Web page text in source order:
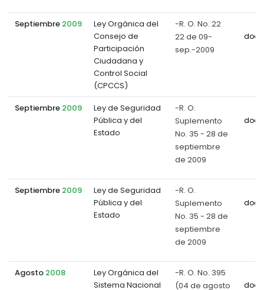
Septiembre 2009
Ley Orgánica del
Consejo de
Participación
Ciudadana y
Control Social
(CPCCS)
-R. O. No. 22
22 de 09-
sep.-2009
Septiembre 2009
Ley de Seguridad
Pública y del
Estado
-R. O.
Suplemento
No. 35 - 28 de
septiembre
de 2009
Septiembre 2009
Ley de Seguridad
Pública y del
Estado
-R. O.
Suplemento
No. 35 - 28 de
septiembre
de 2009
Agosto 2008
Ley Orgánica del
Sistema Nacional
-R. O. No. 395
(04 de agosto